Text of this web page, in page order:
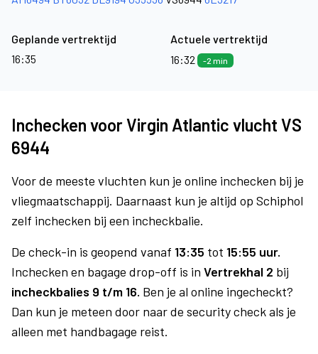
Geplande vertrektijd
16:35
Actuele vertrektijd
16:32
-2 min
Inchecken voor Virgin Atlantic vlucht VS
6944
Voor de meeste vluchten kun je online inchecken bij je
vliegmaatschappij. Daarnaast kun je altijd op Schiphol
zelf inchecken bij een incheckbalie.
De check-in is geopend vanaf 13:35 tot 15:55 uur.
Inchecken en bagage drop-off is in Vertrekhal 2 bij
incheckbalies 9 t/m 16. Ben je al online ingecheckt?
Dan kun je meteen door naar de security check als je
alleen met handbagage reist.